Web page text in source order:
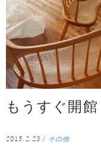
もうすぐ開館
2015.2.23 / その他